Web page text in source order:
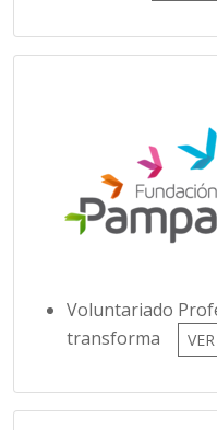
Voluntariado
transforma